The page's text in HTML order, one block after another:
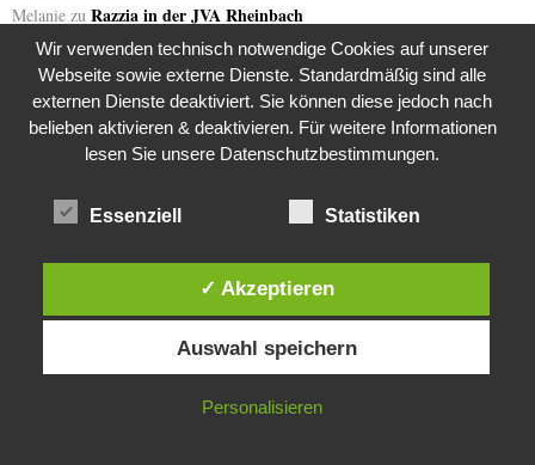
Melanie zu Razzia in der JVA Rheinbach
SabinezuRazzia in der JVA Rheinbach
the kasaan timeszuRiza Kosar’s zweifelhaftes Angebot…
the kasaan timeszuRiza Kosar’s zweifelhaftes Angebot…
Riza Kosar’s zweifelhaftes Angebot…
Riza Kosar’s zweifelhaftes Angebot…
Diese Website verwendet Cookies. Durch die weitere Nutzung dieser
Website stimmst du der Verwendung von Cookies zu.
IN ORDNUNG
Wir verwenden technisch notwendige Cookies auf unserer
Webseite sowie externe Dienste. Standardmäßig sind alle
externen Dienste deaktiviert. Sie können diese jedoch nach
belieben aktivieren & deaktivieren. Für weitere Informationen
lesen Sie unsere Datenschutzbestimmungen.
Essenziell Statistiken
✓ Akzeptieren
Auswahl speichern
Personalisieren